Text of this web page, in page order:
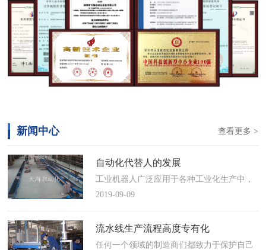
查看更多 >
新闻中心
自动化代替人的发展
工业机器人广泛应用于各种工业化生产中，
慢慢取代工人，做着高强度、重复性、有职
人联合会(IFR)预测，2014年中国将成为全球
最大的工业机器人市场，将占全球总销量
2019-09-09
流水线生产流程高度专有化
任何一个领域的制造商们都致力于保护自己